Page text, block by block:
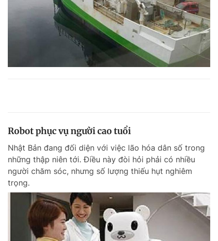
Robot phục vụ người cao tuổi
Nhật Bản đang đối diện với việc lão hóa dân số trong
những thập niên tới. Điều này đòi hỏi phải có nhiều
người chăm sóc, nhưng số lượng thiếu hụt nghiêm
trọng.